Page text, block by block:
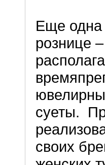
Еще одна
рознице
суеты.
своих